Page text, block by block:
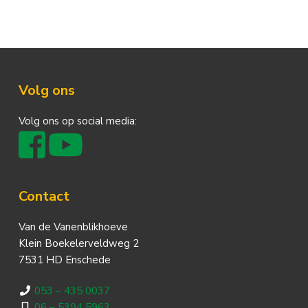
Footer
Volg ons
Volg ons op social media:
Contact
Van de Vanenblikhoeve
Klein Boekelerveldweg 2
7531 HD Enschede
053 – 435 0037